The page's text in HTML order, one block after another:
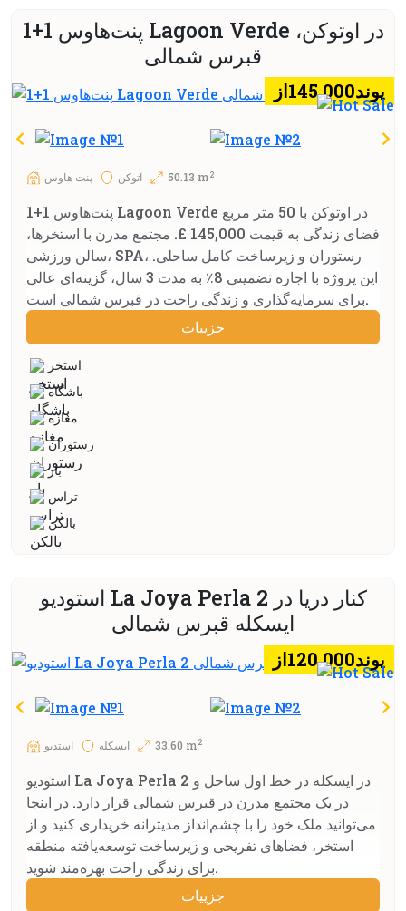
پنت‌هاوس 1+1 Lagoon Verde در اوتوکن،
قبرس شمالی
پوند145.000از
پنت هاوس اتوکن 50.13 m2
پنت‌هاوس 1+1 Lagoon Verde در اوتوکن با 50 متر مربع
فضای زندگی به قیمت 145,000 £. مجتمع مدرن با استخرها،
سالن ورزشی، SPA، رستوران و زیرساخت کامل ساحلی.
این پروژه با اجاره تضمینی 8٪ به مدت 3 سال، گزینه‌ای عالی
برای سرمایه‌گذاری و زندگی راحت در قبرس شمالی است.
جزييات
استخر
باشگاه
مغازه
رستوران
بار
تراس
بالكن
استودیو La Joya Perla 2 کنار دریا در
ایسکله قبرس شمالی
پوند120.000از
استديو ایسکله 33.60 m2
استودیو La Joya Perla 2 در ایسکله در خط اول ساحل و
در یک مجتمع مدرن در قبرس شمالی قرار دارد. در اینجا
می‌توانید ملک خود را با چشم‌انداز مدیترانه خریداری کنید و از
استخر، فضاهای تفریحی و زیرساخت توسعه‌یافته منطقه
برای زندگی راحت بهره‌مند شوید.
جزييات